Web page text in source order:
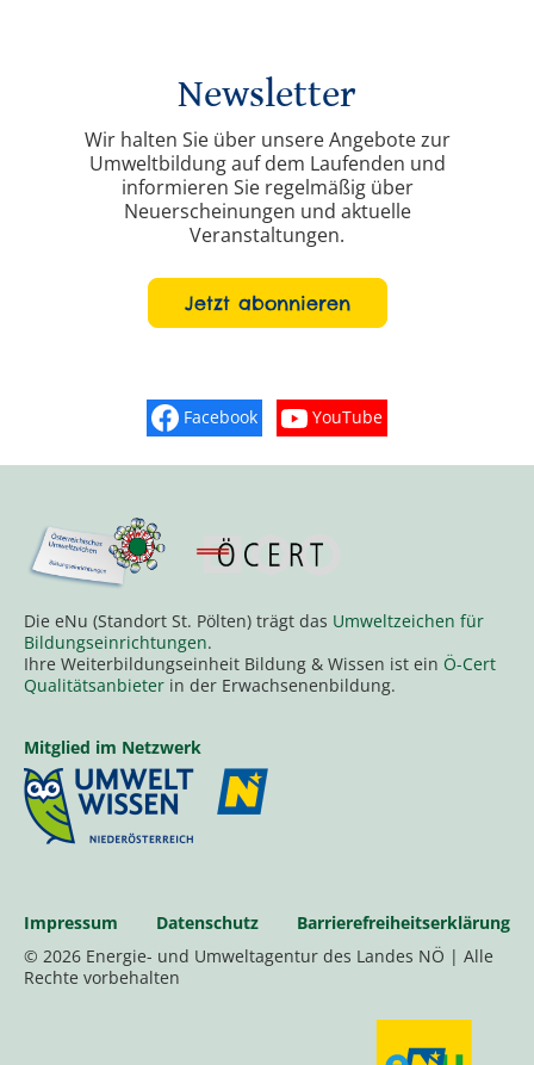
Newsletter
Wir halten Sie über unsere Angebote zur
Umweltbildung auf dem Laufenden und
informieren Sie regelmäßig über
Neuerscheinungen und aktuelle
Veranstaltungen.
Jetzt abonnieren
Finden Sie „So schmeckt
Facebook Sehen Sie mehr
YouTube
Die eNu (Standort St. Pölten) trägt das Umweltzeichen für
Bildungseinrichtungen.
Ihre Weiterbildungseinheit Bildung & Wissen ist ein Ö-Cert
Qualitätsanbieter in der Erwachsenenbildung.
Mitglied im Netzwerk
Impressum Datenschutz
Barrierefreiheitserklärung
© 2026 Energie- und Umweltagentur des Landes NÖ | Alle
Rechte vorbehalten